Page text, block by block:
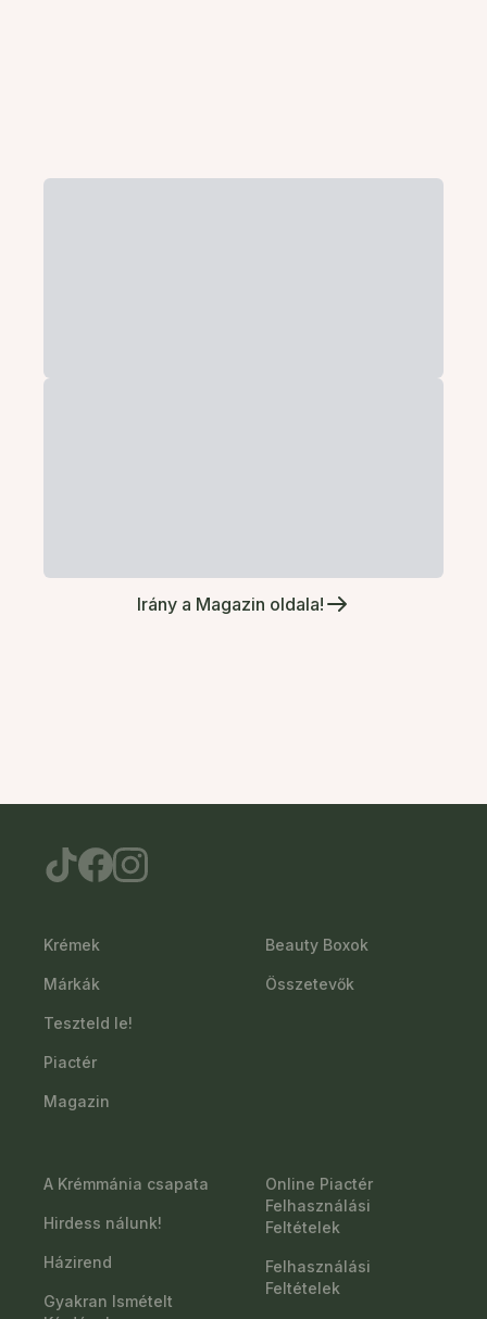
Irány a Magazin oldala!
Krémek
Márkák
Teszteld le!
Piactér
Magazin
Beauty Boxok
Összetevők
A Krémmánia csapata
Hirdess nálunk!
Házirend
Gyakran Ismételt
Online Piactér
Felhasználási
Feltételek
Felhasználási
Feltételek